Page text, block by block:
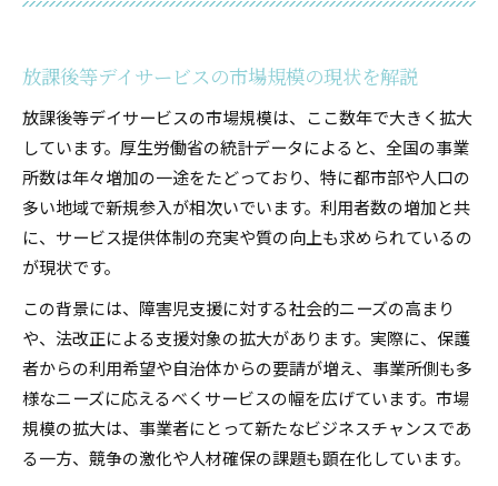
析
急増する利用者が生む新たな業界課題
利用者数拡大が示す放課後等デイサービスの重
要性
利用者数の変化が経営戦略に与える影響
増えすぎる放課後等デイサービスの背景とは
放課後等デイサービス増加理由を徹底分析
制度改正や社会背景が生んだ増加要因
放課後等デイサービスが増える構造的理由
需要拡大がもたらす事業所数の推移
赤字経営の原因に迫る業界動向
放課後等デイサービス赤字の主要要因を解説
放課後等デイサービスの市場規模の現状を解説
放課後等デイサービスの市場規模は、ここ数年で大きく拡大
しています。厚生労働省の統計データによると、全国の事業
所数は年々増加の一途をたどっており、特に都市部や人口の
多い地域で新規参入が相次いでいます。利用者数の増加と共
に、サービス提供体制の充実や質の向上も求められているの
が現状です。
この背景には、障害児支援に対する社会的ニーズの高まり
や、法改正による支援対象の拡大があります。実際に、保護
者からの利用希望や自治体からの要請が増え、事業所側も多
様なニーズに応えるべくサービスの幅を広げています。市場
規模の拡大は、事業者にとって新たなビジネスチャンスであ
る一方、競争の激化や人材確保の課題も顕在化しています。